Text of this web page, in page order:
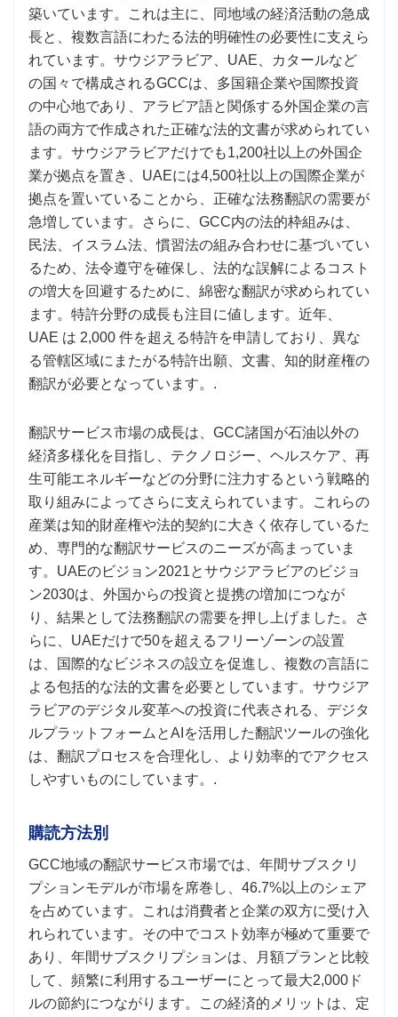
築いています。これは主に、同地域の経済活動の急成
長と、複数言語にわたる法的明確性の必要性に支えら
れています。サウジアラビア、UAE、カタールなど
の国々で構成されるGCCは、多国籍企業や国際投資
の中心地であり、アラビア語と関係する外国企業の言
語の両方で作成された正確な法的文書が求められてい
ます。サウジアラビアだけでも1,200社以上の外国企
業が拠点を置き、UAEには4,500社以上の国際企業が
拠点を置いていることから、正確な法務翻訳の需要が
急増しています。さらに、GCC内の法的枠組みは、
民法、イスラム法、慣習法の組み合わせに基づいてい
るため、法令遵守を確保し、法的な誤解によるコスト
の増大を回避するために、綿密な翻訳が求められてい
ます。特許分野の成長も注目に値します。近年、
UAE は 2,000 件を超える特許を申請しており、異な
る管轄区域にまたがる特許出願、文書、知的財産権の
翻訳が必要となっています。.
翻訳サービス市場の成長は、GCC諸国が石油以外の
経済多様化を目指し、テクノロジー、ヘルスケア、再
生可能エネルギーなどの分野に注力するという戦略的
取り組みによってさらに支えられています。これらの
産業は知的財産権や法的契約に大きく依存しているた
め、専門的な翻訳サービスのニーズが高まっていま
す。UAEのビジョン2021とサウジアラビアのビジョ
ン2030は、外国からの投資と提携の増加につなが
り、結果として法務翻訳の需要を押し上げました。さ
らに、UAEだけで50を超えるフリーゾーンの設置
は、国際的なビジネスの設立を促進し、複数の言語に
よる包括的な法的文書を必要としています。サウジア
ラビアのデジタル変革への投資に代表される、デジタ
ルプラットフォームとAIを活用した翻訳ツールの強化
は、翻訳プロセスを合理化し、より効率的でアクセス
しやすいものにしています。.
購読方法別
GCC地域の翻訳サービス市場では、年間サブスクリ
プションモデルが市場を席巻し、46.7%以上のシェア
を占めています。これは消費者と企業の双方に受け入
れられています。その中でコスト効率が極めて重要で
あり、年間サブスクリプションは、月額プランと比較
して、頻繁に利用するユーザーにとって最大2,000ド
ルの節約につながります。この経済的メリットは、定